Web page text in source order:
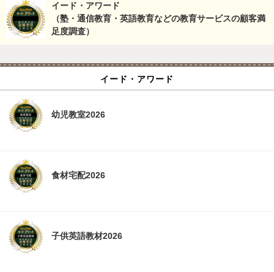
イード・アワード
（塾・通信教育・英語教育などの教育サービスの顧客満
足度調査）
イード・アワード
幼児教室2026
食材宅配2026
子供英語教材2026